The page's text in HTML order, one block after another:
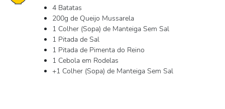
4 Batatas
200g de Queijo Mussarela
1 Colher (Sopa) de Manteiga Sem Sal
1 Pitada de Sal
1 Pitada de Pimenta do Reino
1 Cebola em Rodelas
+1 Colher (Sopa) de Manteiga Sem Sal